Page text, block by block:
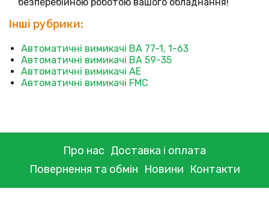
Інші рубрики:
Автоматичні вимикачі ВА 77-1, 1-63
Автоматичні вимикачі ВА 59-35
Автоматичні вимикачі АЕ
Автоматичні вимикачі FMC
Про нас Доставка і оплата
Повернення та обмін Новини Контакти